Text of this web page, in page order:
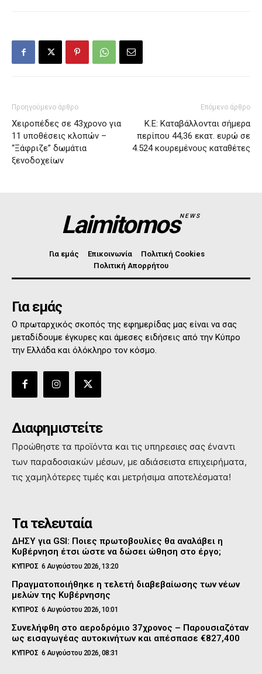
Προηγούμενο άρθρο
Χειροπέδες σε 43χρονο για
11 υποθέσεις κλοπών –
“Ξάφριζε” δωμάτια
ξενοδοχείων
Επόμενο άρθρο
Κ.Ε: Καταβάλλονται σήμερα
περίπου 44,36 εκατ. ευρώ σε
4.524 κουρεμένους καταθέτες
LaimitomosNEWS
Για εμάς Επικοινωνία
Πολιτική Cookies
Πολιτική Απορρήτου
Για εμάς
Ο πρωταρχικός σκοπός της εφημερίδας μας είναι να σας
μεταδίδουμε έγκυρες και άμεσες ειδήσεις από την Κύπρο
την Ελλάδα και όλόκληρο τον κόσμο.
Διαφημιστείτε
Προώθηστε τα προϊόντα και τις υπηρεσιες σας έναντι
των παραδοσιακών μέσων, με αδιάσειστα επιχειρήματα,
τις χαμηλότερες τιμές και μετρήσιμα αποτελέσματα!
Τα τελευταία
ΔΗΣΥ για GSI: Ποιες πρωτοβουλίες θα αναλάβει η
Κυβέρνηση έτσι ώστε να δώσει ώθηση στο έργο;
ΚΥΠΡΟΣ 6 Αυγούστου 2026, 13:20
Πραγματοποιήθηκε η τελετή διαβεβαίωσης των νέων
μελών της Κυβέρνησης
ΚΥΠΡΟΣ 6 Αυγούστου 2026, 10:01
Συνελήφθη στο αεροδρόμιο 37χρονος – Παρουσιαζόταν
ως εισαγωγέας αυτοκινήτων και απέσπασε €827,400
ΚΥΠΡΟΣ 6 Αυγούστου 2026, 08:31